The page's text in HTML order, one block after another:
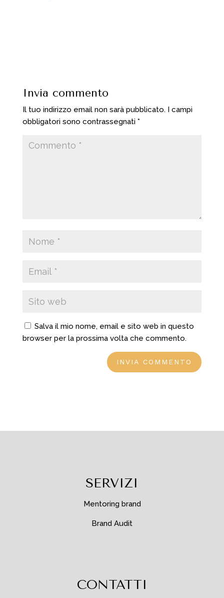
Invia commento
Il tuo indirizzo email non sarà pubblicato. I campi
obbligatori sono contrassegnati *
Salva il mio nome, email e sito web in questo
browser per la prossima volta che commento.
SERVIZI
Mentoring brand
Brand Audit
CONTATTI